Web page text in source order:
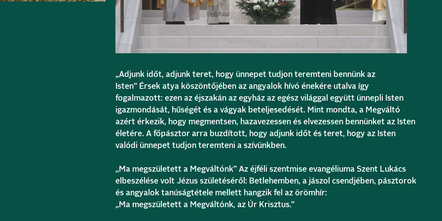
„Adjunk időt, adjunk teret, hogy ünnepet tudjon teremteni bennünk az
Isten” Érsek atya köszöntőjében az angyalok hívó énekére utalva így
fogalmazott: ezen az éjszakán az egyház az egész világgal együtt ünnepli Isten
igazmondását, hűségét és a vágyak beteljesedését. Mint mondta, a Megváltó
azért érkezik, hogy megmentsen, hazavezessen és elvezessen bennünket az Isten
életére. A főpásztor arra buzdított, hogy adjunk időt és teret, hogy az Isten
valódi ünnepet tudjon teremteni a szívünkben.
„Ma megszületett a Megváltónk” Az éjféli szentmise evangéliuma Szent Lukács
elbeszélése volt Jézus születéséről: Betlehemben, a jászol csendjében, pásztorok
és angyalok tanúságtétele mellett hangzik fel az örömhír:
„Ma megszületett a Megváltónk, az Úr Krisztus.”